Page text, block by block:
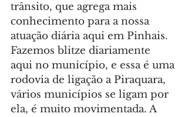
trânsito, que agrega mais
conhecimento para a nossa
atuação diária aqui em Pinhais.
Fazemos blitze diariamente
aqui no município, e essa é uma
rodovia de ligação a Piraquara,
vários municípios se ligam por
ela, é muito movimentada. A